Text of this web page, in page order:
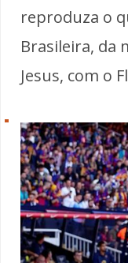
reproduza o
Brasileira, da
Jesus, com o